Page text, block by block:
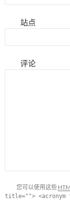
站点
评论
您可以使用这些
title="">